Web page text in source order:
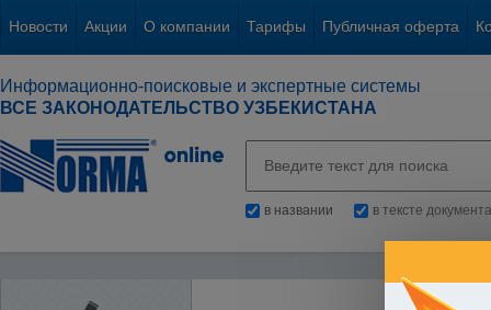
Новости Акции О компании Тарифы Публичная оферта
Информационно-поисковые и экспертные системы
ВСЕ ЗАКОНОДАТЕЛЬСТВО УЗБЕКИСТАНА
в названии в тексте документа